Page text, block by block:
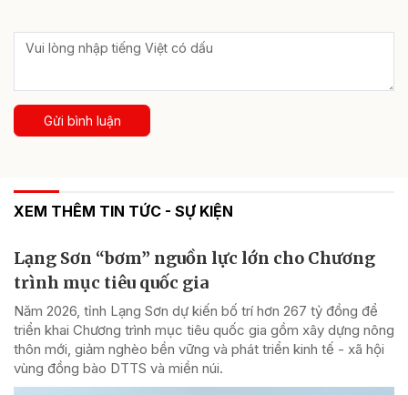
Gửi bình luận
XEM THÊM TIN TỨC - SỰ KIỆN
Lạng Sơn “bơm” nguồn lực lớn cho Chương
trình mục tiêu quốc gia
Năm 2026, tỉnh Lạng Sơn dự kiến bố trí hơn 267 tỷ đồng để
triển khai Chương trình mục tiêu quốc gia gồm xây dựng nông
thôn mới, giảm nghèo bền vững và phát triển kinh tế - xã hội
vùng đồng bào DTTS và miền núi.